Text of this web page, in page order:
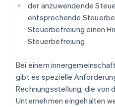
der anzuwendende
entsprechende
Steuerbefreiung einen
Steuerbefreiung
Bei einem
gibt es spezielle
Rechnungsstellung, die von
Unternehmen eingehalten